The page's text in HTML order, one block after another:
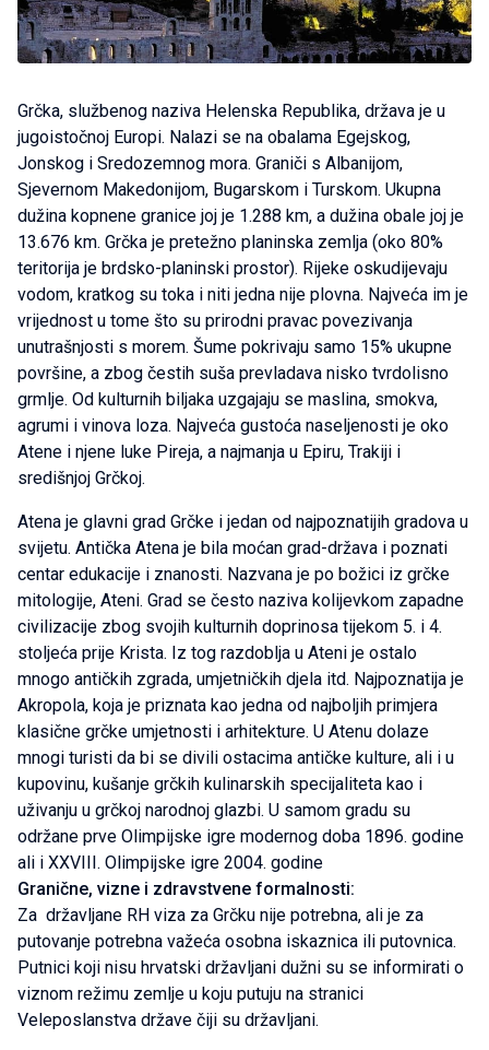
Grčka, službenog naziva Helenska Republika, država je u
jugoistočnoj Europi. Nalazi se na obalama Egejskog,
Jonskog i Sredozemnog mora. Graniči s Albanijom,
Sjevernom Makedonijom, Bugarskom i Turskom. Ukupna
dužina kopnene granice joj je 1.288 km, a dužina obale joj je
13.676 km. Grčka je pretežno planinska zemlja (oko 80%
teritorija je brdsko-planinski prostor). Rijeke oskudijevaju
vodom, kratkog su toka i niti jedna nije plovna. Najveća im je
vrijednost u tome što su prirodni pravac povezivanja
unutrašnjosti s morem. Šume pokrivaju samo 15% ukupne
površine, a zbog čestih suša prevladava nisko tvrdolisno
grmlje. Od kulturnih biljaka uzgajaju se maslina, smokva,
agrumi i vinova loza. Najveća gustoća naseljenosti je oko
Atene i njene luke Pireja, a najmanja u Epiru, Trakiji i
središnjoj Grčkoj.
Atena je glavni grad Grčke i jedan od najpoznatijih gradova u
svijetu. Antička Atena je bila moćan grad-država i poznati
centar edukacije i znanosti. Nazvana je po božici iz grčke
mitologije, Ateni. Grad se često naziva kolijevkom zapadne
civilizacije zbog svojih kulturnih doprinosa tijekom 5. i 4.
stoljeća prije Krista. Iz tog razdoblja u Ateni je ostalo
mnogo antičkih zgrada, umjetničkih djela itd. Najpoznatija je
Akropola, koja je priznata kao jedna od najboljih primjera
klasične grčke umjetnosti i arhitekture. U Atenu dolaze
mnogi turisti da bi se divili ostacima antičke kulture, ali i u
kupovinu, kušanje grčkih kulinarskih specijaliteta kao i
uživanju u grčkoj narodnoj glazbi. U samom gradu su
održane prve Olimpijske igre modernog doba 1896. godine
ali i XXVIII. Olimpijske igre 2004. godine
Granične, vizne i zdravstvene formalnosti:
Za državljane RH viza za Grčku nije potrebna, ali je za
putovanje potrebna važeća osobna iskaznica ili putovnica.
Putnici koji nisu hrvatski državljani dužni su se informirati o
viznom režimu zemlje u koju putuju na stranici
Veleposlanstva države čiji su državljani.